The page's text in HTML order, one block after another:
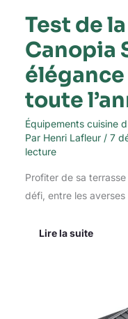
Test de
Canopia
toute
Équipements cuisine
Par Henri Lafleur / 7
lecture
Profiter de sa
défi, entre les
Lire la suite